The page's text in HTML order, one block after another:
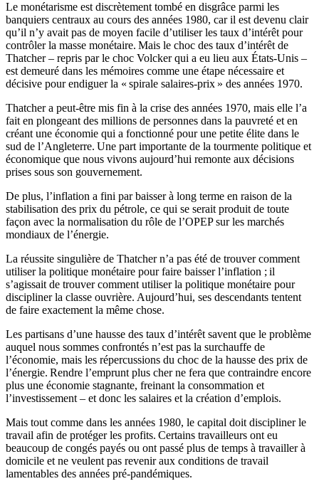
Le monétarisme est discrètement tombé en disgrâce parmi les
banquiers centraux au cours des années 1980, car il est devenu clair
qu’il n’y avait pas de moyen facile d’utiliser les taux d’intérêt pour
contrôler la masse monétaire. Mais le choc des taux d’intérêt de
Thatcher – repris par le choc Volcker qui a eu lieu aux États-Unis –
est demeuré dans les mémoires comme une étape nécessaire et
décisive pour endiguer la « spirale salaires-prix » des années 1970.
Thatcher a peut-être mis fin à la crise des années 1970, mais elle l’a
fait en plongeant des millions de personnes dans la pauvreté et en
créant une économie qui a fonctionné pour une petite élite dans le
sud de l’Angleterre. Une part importante de la tourmente politique et
économique que nous vivons aujourd’hui remonte aux décisions
prises sous son gouvernement.
De plus, l’inflation a fini par baisser à long terme en raison de la
stabilisation des prix du pétrole, ce qui se serait produit de toute
façon avec la normalisation du rôle de l’OPEP sur les marchés
mondiaux de l’énergie.
La réussite singulière de Thatcher n’a pas été de trouver comment
utiliser la politique monétaire pour faire baisser l’inflation ; il
s’agissait de trouver comment utiliser la politique monétaire pour
discipliner la classe ouvrière. Aujourd’hui, ses descendants tentent
de faire exactement la même chose.
Les partisans d’une hausse des taux d’intérêt savent que le problème
auquel nous sommes confrontés n’est pas la surchauffe de
l’économie, mais les répercussions du choc de la hausse des prix de
l’énergie. Rendre l’emprunt plus cher ne fera que contraindre encore
plus une économie stagnante, freinant la consommation et
l’investissement – ​​et donc les salaires et la création d’emplois.
Mais tout comme dans les années 1980, le capital doit discipliner le
travail afin de protéger les profits. Certains travailleurs ont eu
beaucoup de congés payés ou ont passé plus de temps à travailler à
domicile et ne veulent pas revenir aux conditions de travail
lamentables des années pré-pandémiques.